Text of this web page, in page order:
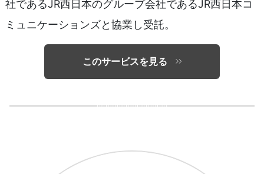
社であるJR西日本のグループ会社であるJR西日本コ
ミュニケーションズと協業し受託。
このサービスを見る